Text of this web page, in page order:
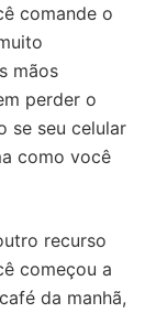
comande o
mãos
perder o
se seu celular
como você
recurso
começou a
da manhã,